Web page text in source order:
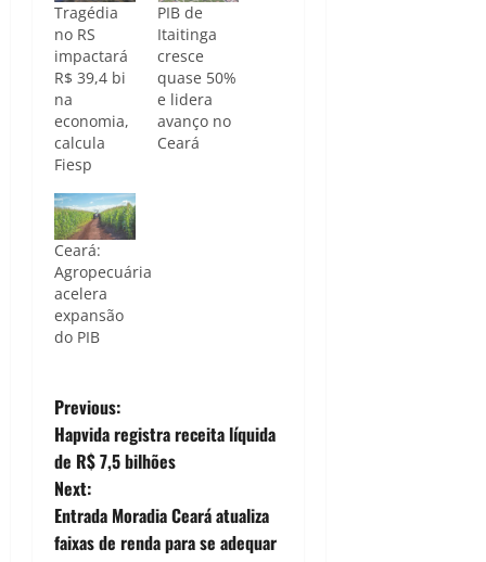
Tragédia
no RS
impactará
R$ 39,4 bi
na
economia,
calcula
Fiesp
PIB de
Itaitinga
cresce
quase 50%
e lidera
avanço no
Ceará
Ceará:
Agropecuária
acelera
expansão
do PIB
P
o
s
t
Previous:
Hapvida registra receita líquida
de R$ 7,5 bilhões
Next:
Entrada Moradia Ceará atualiza
faixas de renda para se adequar